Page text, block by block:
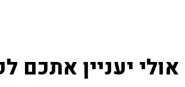
אולי יעניין אתכם